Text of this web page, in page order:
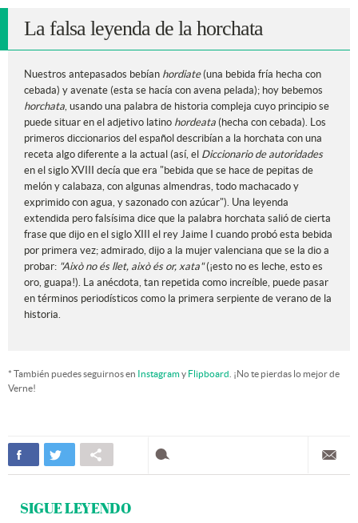
La falsa leyenda de la horchata
Nuestros antepasados bebían hordiate(una bebida fría hecha con
cebada) y avenate (esta se hacía con avena pelada); hoy bebemos
horchata, usando una palabra de historia compleja cuyo principio se
puede situar en el adjetivo latino hordeata (hecha con cebada). Los
primeros diccionarios del español describían a la horchata con una
receta algo diferente a la actual (así, el Diccionario de autoridades
en el siglo XVIII decía que era "bebida que se hace de pepitas de
melón y calabaza, con algunas almendras, todo machacado y
exprimido con agua, y sazonado con azúcar"). Una leyenda
extendida pero falsísima dice que la palabra horchata salió de cierta
frase que dijo en el siglo XIII el rey Jaime I cuando probó esta bebida
por primera vez; admirado, dijo a la mujer valenciana que se la dio a
probar: "Això no és llet, això és or, xata"(¡esto no es leche, esto es
oro, guapa!). La anécdota, tan repetida como increíble, puede pasar
en términos periodísticos como la primera serpiente de verano de la
historia.
* También puedes seguirnos en Instagramy Flipboard . ¡No te pierdas lo mejor de
Verne!
SIGUE LEYENDO